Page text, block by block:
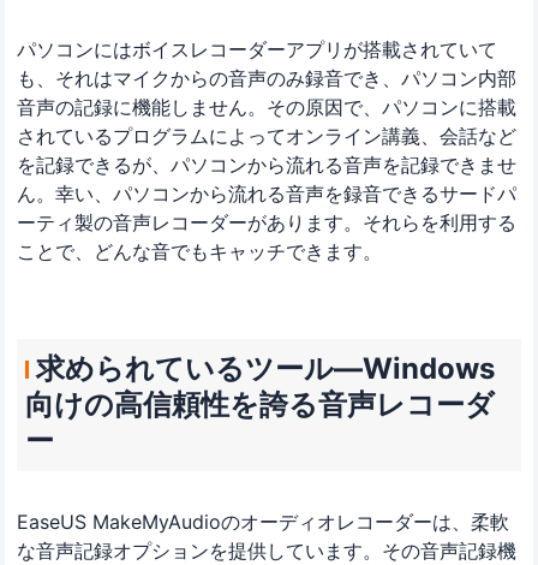
パソコンにはボイスレコーダーアプリが搭載されていて
も、それはマイクからの音声のみ録音でき、パソコン内部
音声の記録に機能しません。その原因で、パソコンに搭載
されているプログラムによってオンライン講義、会話など
を記録できるが、パソコンから流れる音声を記録できませ
ん。幸い、パソコンから流れる音声を録音できるサードパ
ーティ製の音声レコーダーがあります。それらを利用する
ことで、どんな音でもキャッチできます。
求められているツール―Windows
向けの高信頼性を誇る音声レコーダ
ー
EaseUS MakeMyAudioのオーディオレコーダーは、柔軟
な音声記録オプションを提供しています。その音声記録機